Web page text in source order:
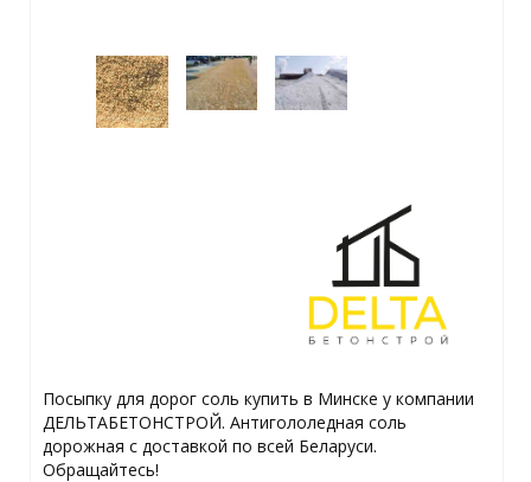
Посыпку для дорог соль купить в Минске у компании
ДЕЛЬТАБЕТОНСТРОЙ. Антигололедная соль
дорожная с доставкой по всей Беларуси.
Обращайтесь!